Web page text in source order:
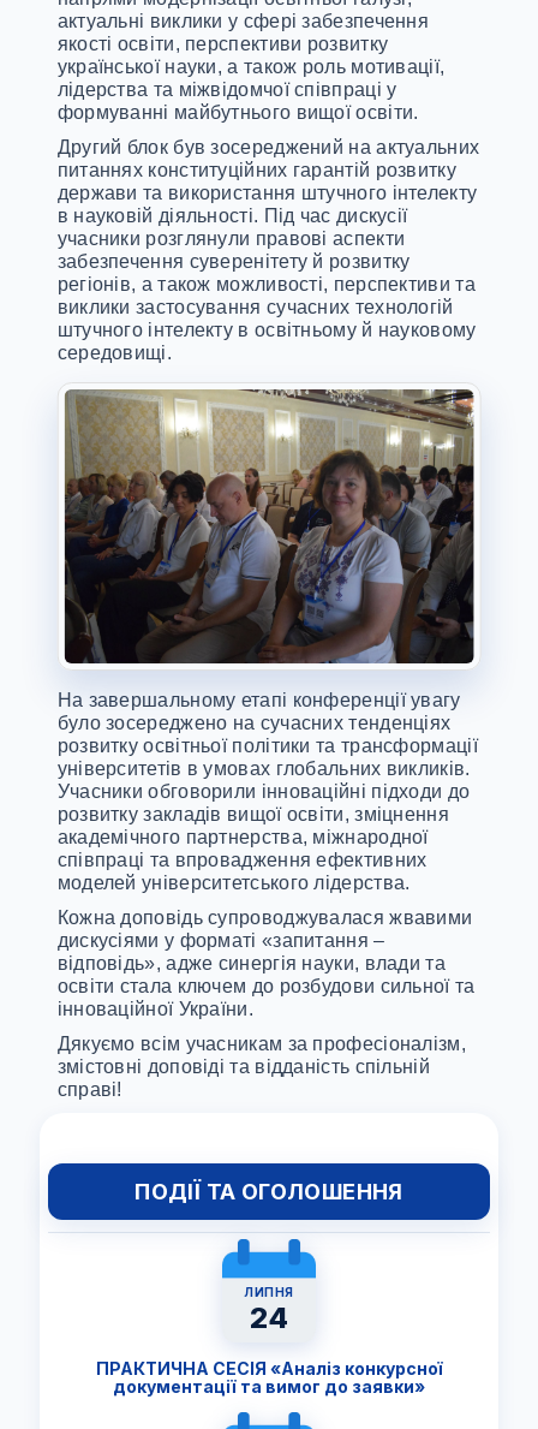
актуальні виклики у сфері забезпечення
якості освіти, перспективи розвитку
української науки, а також роль мотивації,
лідерства та міжвідомчої співпраці у
формуванні майбутнього вищої освіти.
Другий блок був зосереджений на актуальних
питаннях конституційних гарантій розвитку
держави та використання штучного інтелекту
в науковій діяльності. Під час дискусії
учасники розглянули правові аспекти
забезпечення суверенітету й розвитку
регіонів, а також можливості, перспективи та
виклики застосування сучасних технологій
штучного інтелекту в освітньому й науковому
середовищі.
На завершальному етапі конференції увагу
було зосереджено на сучасних тенденціях
розвитку освітньої політики та трансформації
університетів в умовах глобальних викликів.
Учасники обговорили інноваційні підходи до
розвитку закладів вищої освіти, зміцнення
академічного партнерства, міжнародної
співпраці та впровадження ефективних
моделей університетського лідерства.
Кожна доповідь супроводжувалася жвавими
дискусіями у форматі «запитання –
відповідь», адже синергія науки, влади та
освіти стала ключем до розбудови сильної та
інноваційної України.
Дякуємо всім учасникам за професіоналізм,
змістовні доповіді та відданість спільній
справі!
ПОДІЇ ТА ОГОЛОШЕННЯ
ЛИПНЯ
24
ПРАКТИЧНА СЕСІЯ «Аналіз конкурсної
документації та вимог до заявки»